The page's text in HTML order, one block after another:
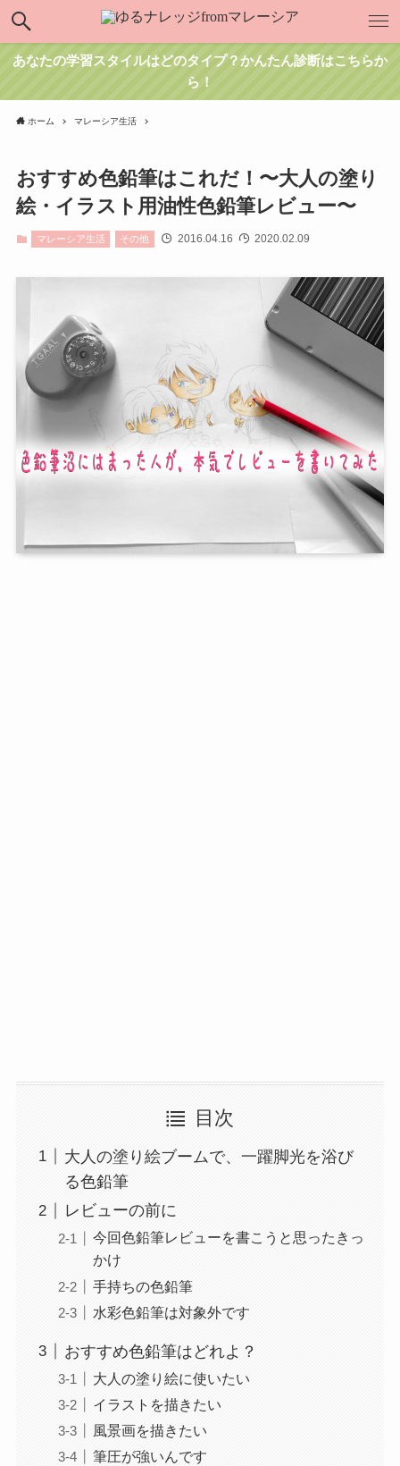
あなたの学習スタイルはどのタイプ？かんたん診断はこちらか
ら！
ホーム マレーシア生活
おすすめ色鉛筆はこれだ！〜大人の塗り
絵・イラスト用油性色鉛筆レビュー〜
マレーシア生活 その他 2016.04.16 2020.02.09
目次
大人の塗り絵ブームで、一躍脚光を浴び
る色鉛筆
レビューの前に
今回色鉛筆レビューを書こうと思ったきっ
かけ
手持ちの色鉛筆
水彩色鉛筆は対象外です
おすすめ色鉛筆はどれよ？
大人の塗り絵に使いたい
イラストを描きたい
風景画を描きたい
筆圧が強いんです